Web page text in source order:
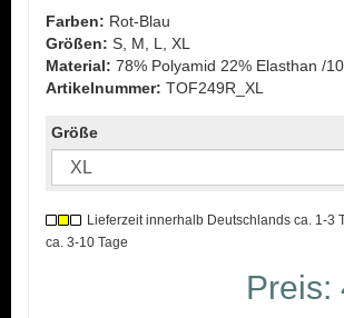
Farben: Rot-Blau
Größen: S, M, L, XL
Material: 78% Polyamid 22% Elasthan /
Artikelnummer: TOF249R_XL
Größe
Lieferzeit innerhalb Deutschlands ca. 1-3
ca. 3-10 Tage
Preis: